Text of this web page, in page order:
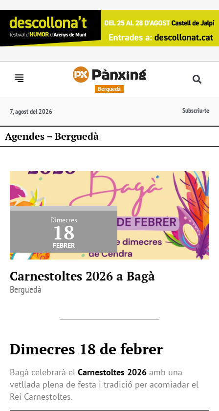
Berguedà
7, agost del 2026 Subscriu-te
Agendes – Berguedà
Dimecres
18
febrer
Carnestoltes 2026 a Bagà
Berguedà
Dimecres 18 de febrer
Bagà celebrarà el Carnestoltes 2026 amb una
vetllada plena de festa i tradició per acomiadar el
Rei Carnestoltes.